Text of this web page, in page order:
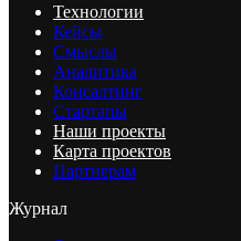
Технологии
Кейсы
Смыслы
Аналитика
Консалтинг
Стартапы
Наши проекты
Карта проектов
Партнерам
Журнал